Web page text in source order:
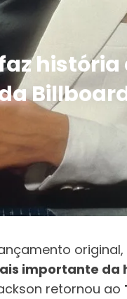
história
da
original,
importante da
retornou ao